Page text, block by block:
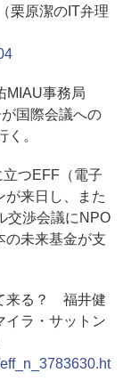
栗原潔のIT弁理
MIAU事務局
国際会議への
。
つEFF（電子
が来日し、また
交渉会議にNPO
の未来基金が支
来る？ 福井健
イラ・サットン